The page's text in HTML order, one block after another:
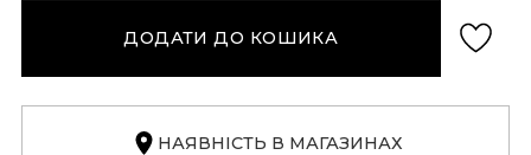
ДОДАТИ ДО КОШИКА
НАЯВНІСТЬ В МАГАЗИНАХ